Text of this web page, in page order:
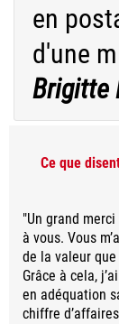
en
d'une
Brigitte
Ce que
"Un grand
à vous. Vous
de la valeur
Grâce à cela,
en adéquation
chiffre